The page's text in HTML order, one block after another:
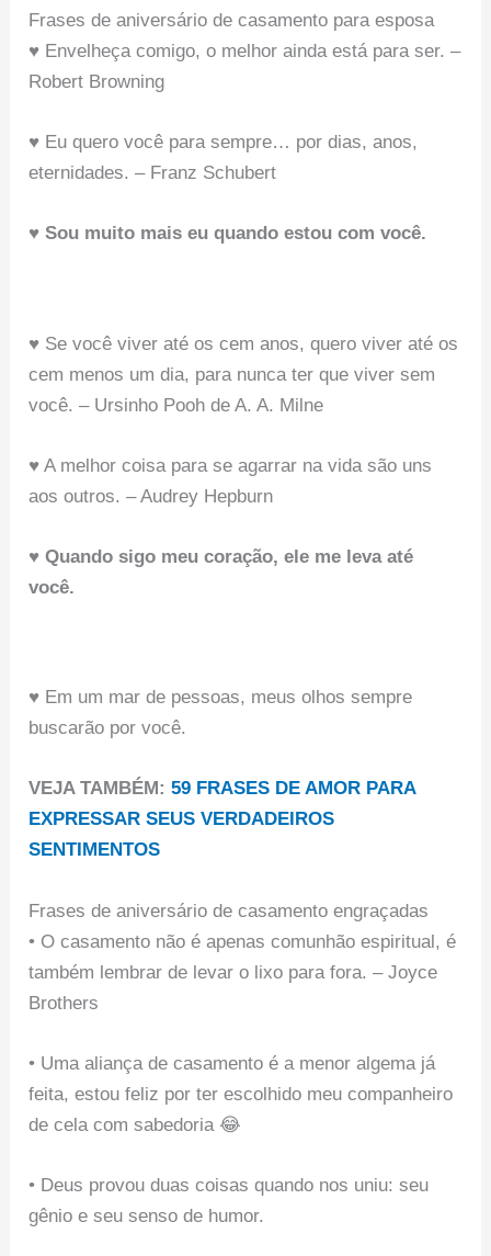
Frases de aniversário de casamento para esposa
♥ Envelheça comigo, o melhor ainda está para ser. –
Robert Browning
♥ Eu quero você para sempre… por dias, anos,
eternidades. – Franz Schubert
♥ Sou muito mais eu quando estou com você.
♥ Se você viver até os cem anos, quero viver até os
cem menos um dia, para nunca ter que viver sem
você. – Ursinho Pooh de A. A. Milne
♥ A melhor coisa para se agarrar na vida são uns
aos outros. – Audrey Hepburn
♥ Quando sigo meu coração, ele me leva até
você.
♥ Em um mar de pessoas, meus olhos sempre
buscarão por você.
VEJA TAMBÉM:59 FRASES DE AMOR PARA
EXPRESSAR SEUS VERDADEIROS
SENTIMENTOS
Frases de aniversário de casamento engraçadas
• O casamento não é apenas comunhão espiritual, é
também lembrar de levar o lixo para fora. – Joyce
Brothers
• Uma aliança de casamento é a menor algema já
feita, estou feliz por ter escolhido meu companheiro
de cela com sabedoria 😂
• Deus provou duas coisas quando nos uniu: seu
gênio e seu senso de humor.